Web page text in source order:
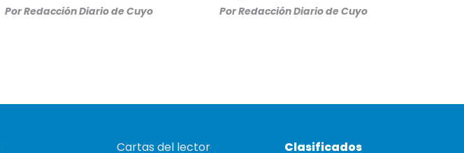
PorRedacción Diario de Cuyo PorRedacción Diario de Cuyo
Cartas del lector Clasificados